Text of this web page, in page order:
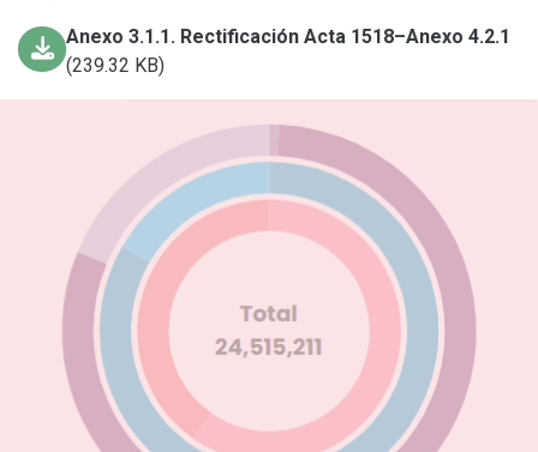
Anexo 3.1.1. Rectificación Acta 1518–Anexo 4.2.1
(239.32 KB)